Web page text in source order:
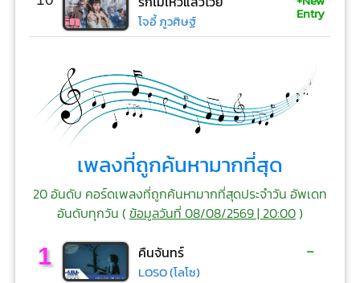
โจอี้ ภูวศิษฐ์ Entry
เพลงที่ถูกค้นหามากที่สุด
20 อันดับ คอร์ดเพลงที่ถูกค้นหามากที่สุดประจำวัน อัพเดท
อันดับทุกวัน (ข้อมูลวันที่ 08/08/2569 | 20:00)
1 คืนจันทร์
LOSO (โลโซ)
-